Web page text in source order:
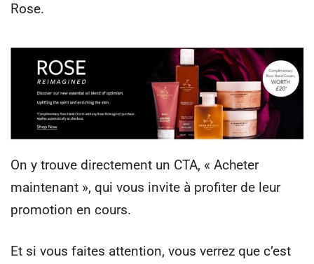
Rose.
On y trouve directement un CTA, « Acheter
maintenant », qui vous invite à profiter de leur
promotion en cours.
Et si vous faites attention, vous verrez que c’est